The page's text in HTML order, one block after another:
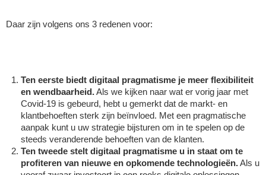
Lena Pignoloni
Linda Kraim
Lisa Protin
Lore Fierens
Lotte Vranckx
Louis Nassogne
Daar zijn volgens ons 3 redenen voor:
Ten eerste biedt digitaal pragmatisme je meer flexibiliteit
en wendbaarheid. Als we kijken naar wat er vorig jaar met
Covid-19 is gebeurd, hebt u gemerkt dat de markt- en
klantbehoeften sterk zijn beïnvloed. Met een pragmatische
aanpak kunt u uw strategie bijsturen om in te spelen op de
steeds veranderende behoeften van de klanten.
Ten tweede stelt digitaal pragmatisme u in staat om te
profiteren van nieuwe en opkomende technologieën. Als u